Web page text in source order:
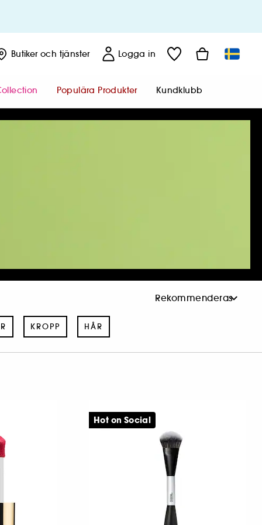
Butiker och tjänster Logga in
Populära Produkter Kundklubb
KROPP HÅR
Hot on Social